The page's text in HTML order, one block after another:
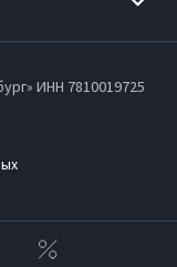
ИНН 7810019725